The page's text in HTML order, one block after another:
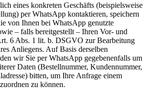
eines konkreten Geschäfts (beispielsweise
per WhatsApp kontaktieren, speichern
von Ihnen bei WhatsApp genutzte
– falls bereitgestellt – Ihren Vor- und
6 Abs. 1 lit. b. DSGVO zur Bearbeitung
Anliegens. Auf Basis derselben
wir Sie per WhatsApp gegebenenfalls um
Daten (Bestellnummer, Kundennummer,
bitten, um Ihre Anfrage einem
zu können.